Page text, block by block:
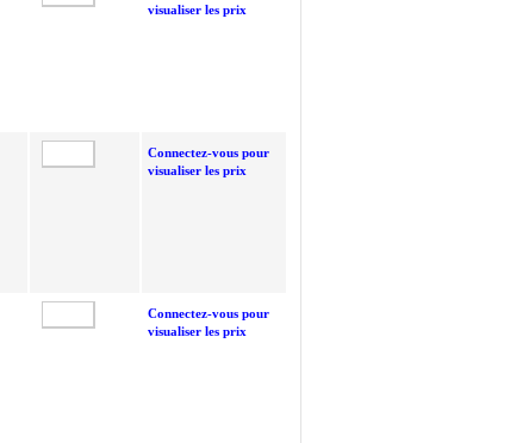
visualiser les prix
Connectez-vous pour
visualiser les prix
Connectez-vous pour
visualiser les prix